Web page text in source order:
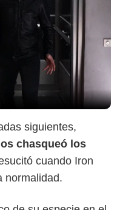
siguientes,
chasqueó los
cuando Iron
normalidad.